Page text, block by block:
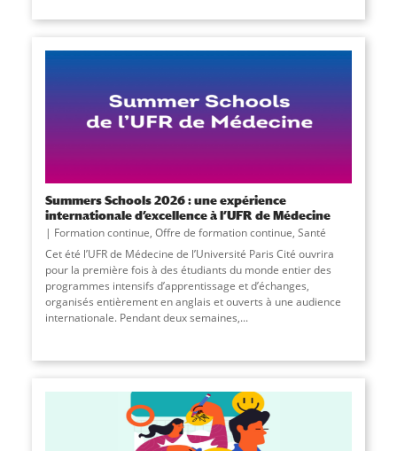
Summers Schools 2026 : une expérience
internationale d’excellence à l’UFR de Médecine
Formation continue, Offre de formation continue, Santé
Cet été l’UFR de Médecine de l’Université Paris Cité ouvrira
pour la première fois à des étudiants du monde entier des
programmes intensifs d’apprentissage et d’échanges,
organisés entièrement en anglais et ouverts à une audience
internationale. Pendant deux semaines,...